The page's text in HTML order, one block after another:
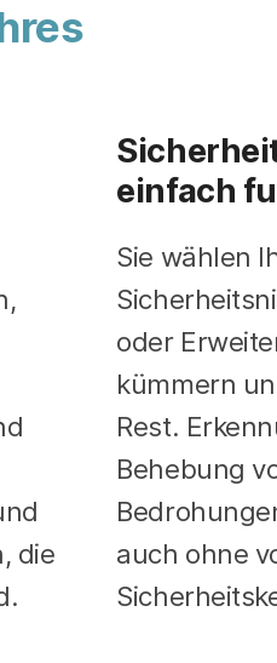
die
einfach
Sie wählen
oder
kümmern
Rest.
Behebung
auch ohne